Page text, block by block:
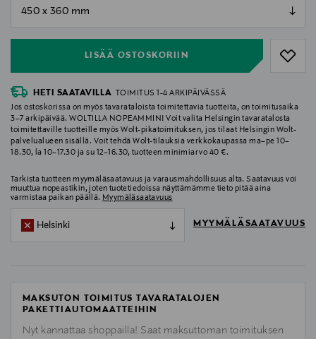
LISÄÄ OSTOSKORIIN
HETI SAATAVILLA
TOIMITUS 1-4 ARKIPÄIVÄSSÄ
Jos ostoskorissa on myös tavarataloista toimitettavia tuotteita, on toimitusaika
3–7 arkipäivää. WOLTILLA NOPEAMMIN! Voit valita Helsingin tavaratalosta
toimitettaville tuotteille myös Wolt-pikatoimituksen, jos tilaat Helsingin Wolt-
palvelualueen sisällä. Voit tehdä Wolt-tilauksia verkkokaupassa ma–pe 10–
18.30, la 10–17.30 ja su 12–16.30, tuotteen minimiarvo 40 €.
Tarkista tuotteen myymäläsaatavuus ja varausmahdollisuus alta. Saatavuus voi
muuttua nopeastikin, joten tuotetiedoissa näyttämämme tieto pitää aina
varmistaa paikan päällä. Myymäläsaatavuus
Helsinki MYYMÄLÄSAATAVUUS
MAKSUTON TOIMITUS TAVARATALOJEN
PAKETTIAUTOMAATTEIHIN
Nyt kannattaa shoppailla! Saat maksuttoman toimituksen